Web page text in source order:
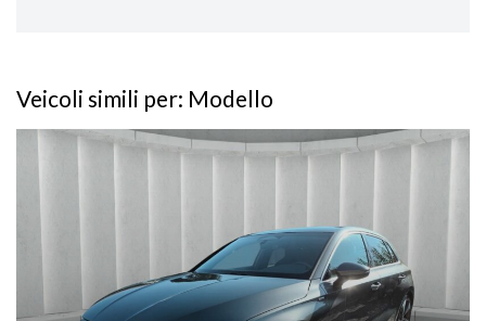
START&STOP
STEREO CD
Veicoli simili per: Modello
Vedi dettagli